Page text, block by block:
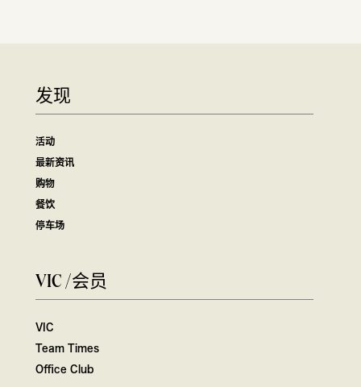
发现
活动
最新资讯
购物
餐饮
停车场
VIC /会员
VIC
Team Times
Office Club